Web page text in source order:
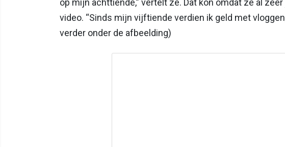
op mijn achttiende,” vertelt ze. Dat kon omdat ze al
video. “Sinds mijn vijftiende verdien ik geld met
verder onder de afbeelding)